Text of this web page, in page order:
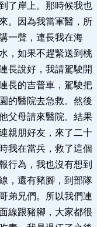
了岸上。那時候我也
。因為我當軍醫，所
一聲，連長我在海
，如果不趕緊送到桃
長說好，我請駕駛開
長的吉普車，駕駛把
的醫院去急救。然後
父母請來醫院。結果
親朋好友，來了二十
我在當兵，救了這個
行為，我也沒有想到
，還有豬腳，到部隊
弟兄們。所以我們連
線跟豬腳，大家都很